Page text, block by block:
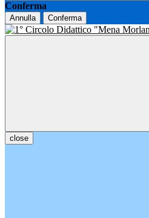
Conferma
Annulla Conferma
close